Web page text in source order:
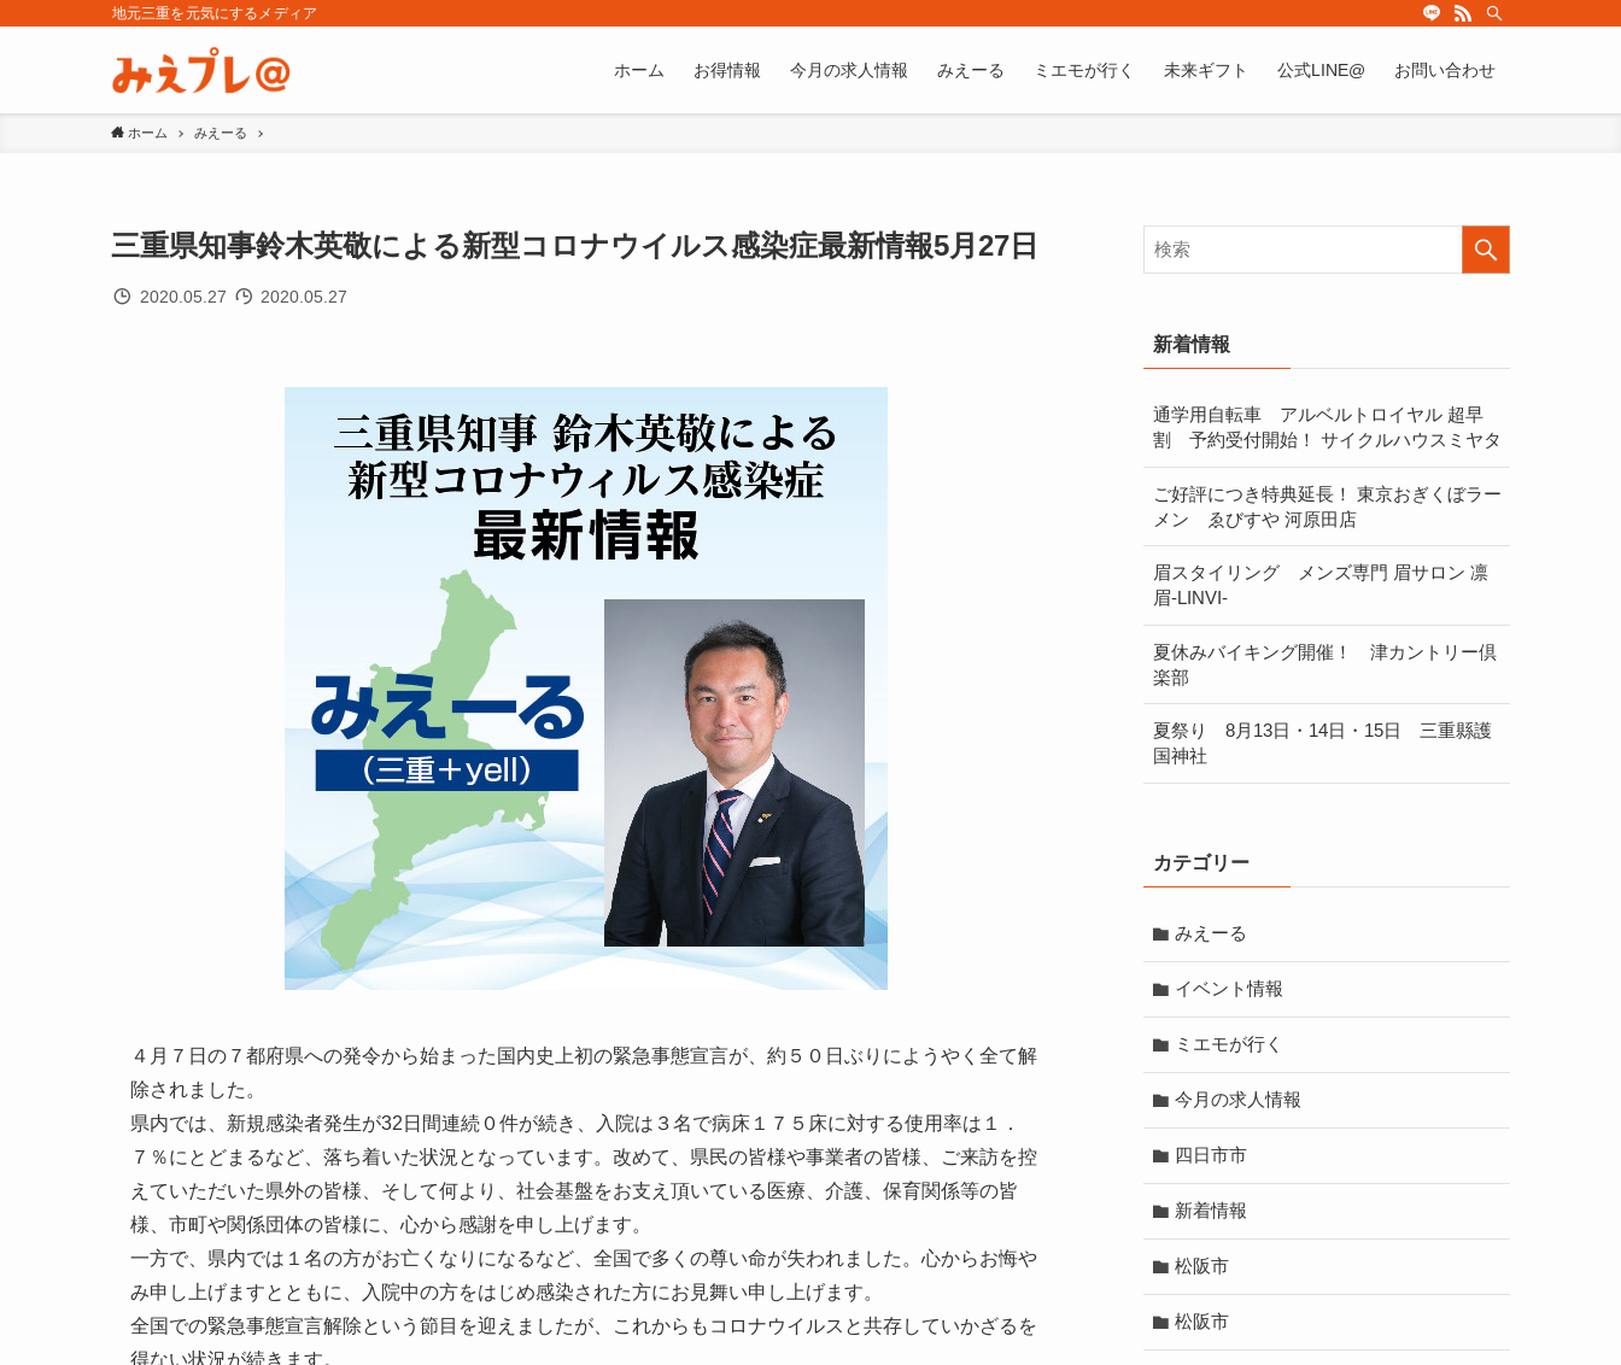
地元三重を元気にするメディア
ホーム お得情報 今月の求人情報 みえーる ミエモが行く 未来ギフト 公式LINE@ お問い合わせ
ホーム みえーる
三重県知事鈴木英敬による新型コロナウイルス感染症最新情報5月27日
2020.05.27 2020.05.27
４月７日の７都府県への発令から始まった国内史上初の緊急事態宣言が、約５０日ぶりにようやく全て解
除されました。
県内では、新規感染者発生が32日間連続０件が続き、入院は３名で病床１７５床に対する使用率は１．
７％にとどまるなど、落ち着いた状況となっています。改めて、県民の皆様や事業者の皆様、ご来訪を控
えていただいた県外の皆様、そして何より、社会基盤をお支え頂いている医療、介護、保育関係等の皆
様、市町や関係団体の皆様に、心から感謝を申し上げます。
一方で、県内では１名の方がお亡くなりになるなど、全国で多くの尊い命が失われました。心からお悔や
み申し上げますとともに、入院中の方をはじめ感染された方にお見舞い申し上げます。
全国での緊急事態宣言解除という節目を迎えましたが、これからもコロナウイルスと共存していかざるを
得ない状況が続きます。
索
新着情報
通学用自転車 アルベルトロイヤル 超早
割 予約受付開始！ サイクルハウスミヤタ
ご好評につき特典延長！ 東京おぎくぼラー
メン ゑびすや 河原田店
眉スタイリング メンズ専門 眉サロン 凛
眉-LINVI-
夏休みバイキング開催！ 津カントリー倶
楽部
夏祭り 8月13日・14日・15日 三重縣護
国神社
カテゴリー
みえーる
イベント情報
ミエモが行く
今月の求人情報
四日市市
新着情報
松阪市
松阪市